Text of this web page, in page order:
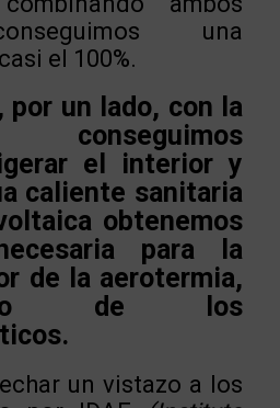
una
el 100%.
por un lado, con la
conseguimos
el interior y
caliente sanitaria
obtenemos
para la
de la aerotermia,
de los
un vistazo a los